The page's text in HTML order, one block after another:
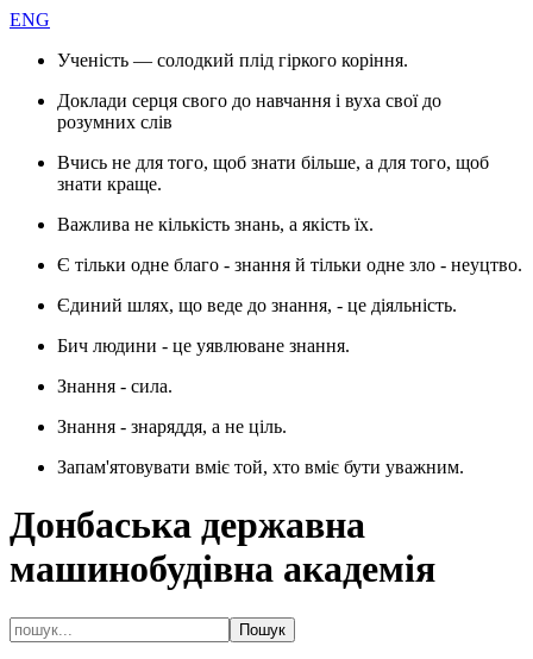
ENG
Ученість — солодкий плід гіркого коріння.
Доклади серця свого до навчання і вуха свої до
розумних слів
Вчись не для того, щоб знати більше, а для того, щоб
знати краще.
Важлива не кількість знань, а якість їх.
Є тільки одне благо - знання й тільки одне зло - неуцтво.
Єдиний шлях, що веде до знання, - це діяльність.
Бич людини - це уявлюване знання.
Знання - сила.
Знання - знаряддя, а не ціль.
Запам'ятовувати вміє той, хто вміє бути уважним.
Донбаська державна
машинобудівна академія